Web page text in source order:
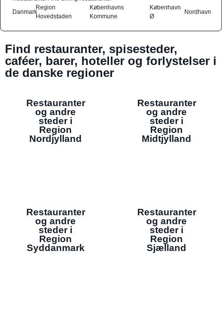
Danmark
Region
Hovedstaden
Københavns
Kommune
København
Ø
Nordhavn
Find restauranter, spisesteder,
caféer, barer, hoteller og forlystelser i
de danske regioner
Restauranter
og andre
steder i
Region
Nordjylland
Restauranter
og andre
steder i
Region
Midtjylland
Restauranter
og andre
steder i
Region
Syddanmark
Restauranter
og andre
steder i
Region
Sjælland